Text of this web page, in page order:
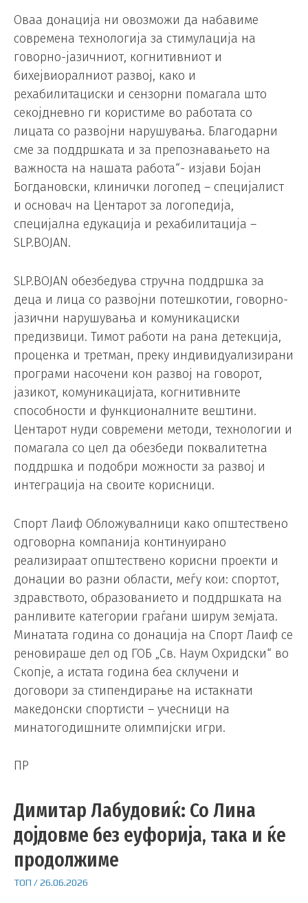
Оваа донација ни овозможи да набавиме
современа технологија за стимулација на
говорно-јазичниот, когнитивниот и
бихејвиоралниот развој, како и
рехабилитациски и сензорни помагала што
секојдневно ги користиме во работата со
лицата со развојни нарушувања. Благодарни
сме за поддршката и за препознавањето на
важноста на нашата работа“- изјави Бојан
Богдановски, клинички логопед – специјалист
и основач на Центарот за логопедија,
специјална едукација и рехабилитација –
SLP.BOJAN.
SLP.BOJAN обезбедува стручна поддршка за
деца и лица со развојни потешкотии, говорно-
јазични нарушувања и комуникациски
предизвици. Тимот работи на рана детекција,
проценка и третман, преку индивидуализирани
програми насочени кон развој на говорот,
јазикот, комуникацијата, когнитивните
способности и функционалните вештини.
Центарот нуди современи методи, технологии и
помагала со цел да обезбеди поквалитетна
поддршка и подобри можности за развој и
интеграција на своите корисници.
Спорт Лаиф Обложувалници како општествено
одговорна компанија континуирано
реализираат општествено корисни проекти и
донации во разни области, меѓу кои: спортот,
здравството, образованието и поддршката на
ранливите категории граѓани ширум земјата.
Минатата година со донација на Спорт Лаиф се
реновираше дел од ГОБ „Св. Наум Охридски“ во
Скопје, а истата година беа склучени и
договори за стипендирање на истакнати
македонски спортисти – учесници на
минатогодишните олимпијски игри.
ПР
Димитар Лабудовиќ: Со Лина
дојдовме без еуфорија, така и ќе
продолжиме
ТОП /26.06.2026